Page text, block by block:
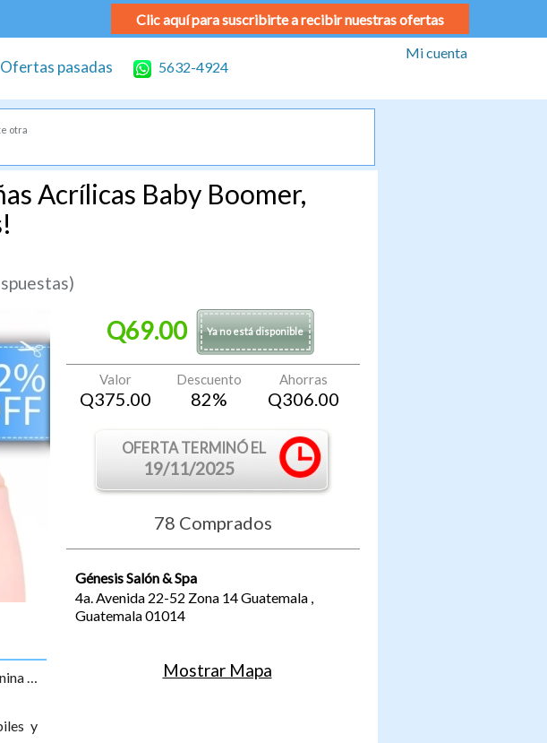
Clic aquí para suscribirte a recibir nuestras ofertas
Ofertas pasadas 5632-4924
Mi cuenta
otra
Acrílicas Baby Boomer,
…
y
Q69.00 Ya no está disponible
Valor
Q375.00
Descuento
82%
Ahorras
Q306.00
OFERTA TERMINÓ EL
19/11/2025
78 Comprados
Génesis Salón & Spa
4a. Avenida 22-52 Zona 14Guatemala,
Guatemala01014
Mostrar Mapa